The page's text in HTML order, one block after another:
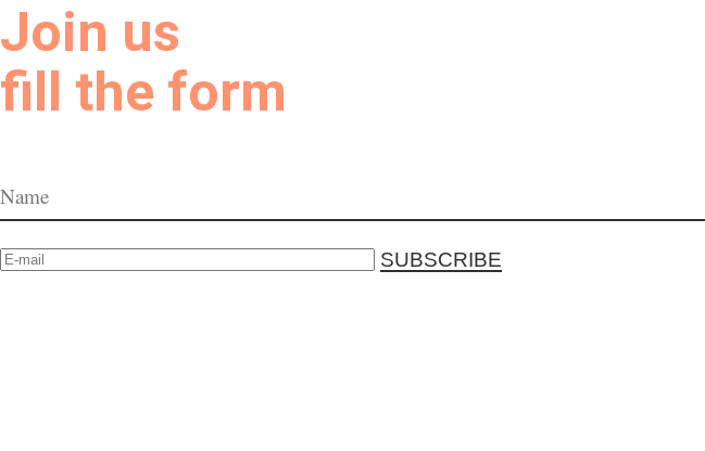
Join us
fill the form
SUBSCRIBE